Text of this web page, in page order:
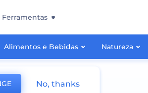
Alimentos e Bebidas Natureza
Ferramentas
No, thanks